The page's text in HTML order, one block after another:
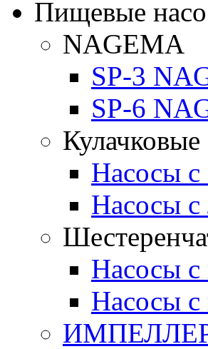
Пищевые
NAGEMA
SP-3
SP-6
Насосы с
Насосы с
Насосы
Насосы с